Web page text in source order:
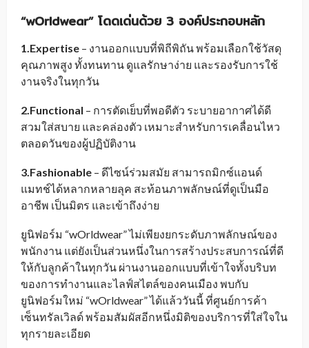
“wOrldwear” โดดเด่นด้วย 3 องค์ประกอบหลัก
1.Expertise – งานออกแบบที่พิถีพิถัน พร้อมเลือกใช้วัสดุ
คุณภาพสูง ทั้งทนทาน ดูแลรักษาง่าย และรองรับการใช้
งานจริงในทุกวัน
2.Functional – การตัดเย็บที่พอดีตัว ระบายอากาศได้ดี
สวมใส่สบาย และคล่องตัว เหมาะสำหรับการเคลื่อนไหว
ตลอดวันของผู้ปฏิบัติงาน
3.Fashionable – ดีไซน์ร่วมสมัย สามารถมิกซ์แอนด์
แมทช์ได้หลากหลายลุค สะท้อนภาพลักษณ์ที่ดูเป็นมือ
อาชีพ เป็นมิตร และเข้าถึงง่าย
ยูนิฟอร์ม “wOrldwear” ไม่เพียงยกระดับภาพลักษณ์ของ
พนักงาน แต่ยังเป็นส่วนหนึ่งในการสร้างประสบการณ์ที่ดี
ให้กับลูกค้าในทุกวัน ผ่านงานออกแบบที่เข้าใจทั้งบริบท
ของการทำงานและไลฟ์สไตล์ของคนเมือง พบกับ
ยูนิฟอร์มใหม่ “wOrldwear” ได้แล้ววันนี้ ที่ศูนย์การค้า
เซ็นทรัลเวิลด์ พร้อมสัมผัสอีกหนึ่งมิติของบริการที่ใส่ใจใน
ทุกรายละเอียด